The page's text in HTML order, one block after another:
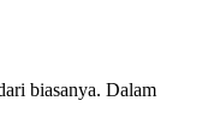
biasanya. Dalam